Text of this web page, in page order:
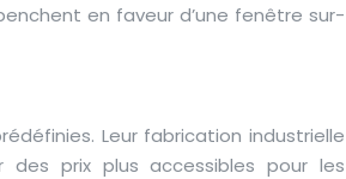
en faveur d’une fenêtre sur-
Leur fabrication industrielle
prix plus accessibles pour les